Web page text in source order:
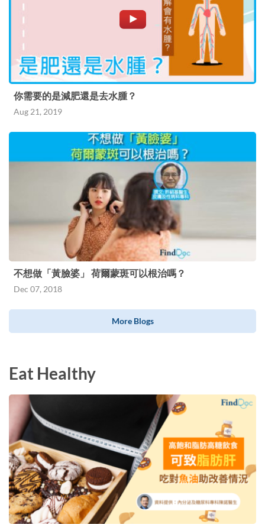
你需要的是減肥還是去水腫？
Aug 21, 2019
不想做「黃臉婆」 荷爾蒙斑可以根治嗎？
Dec 07, 2018
More Blogs
Eat Healthy